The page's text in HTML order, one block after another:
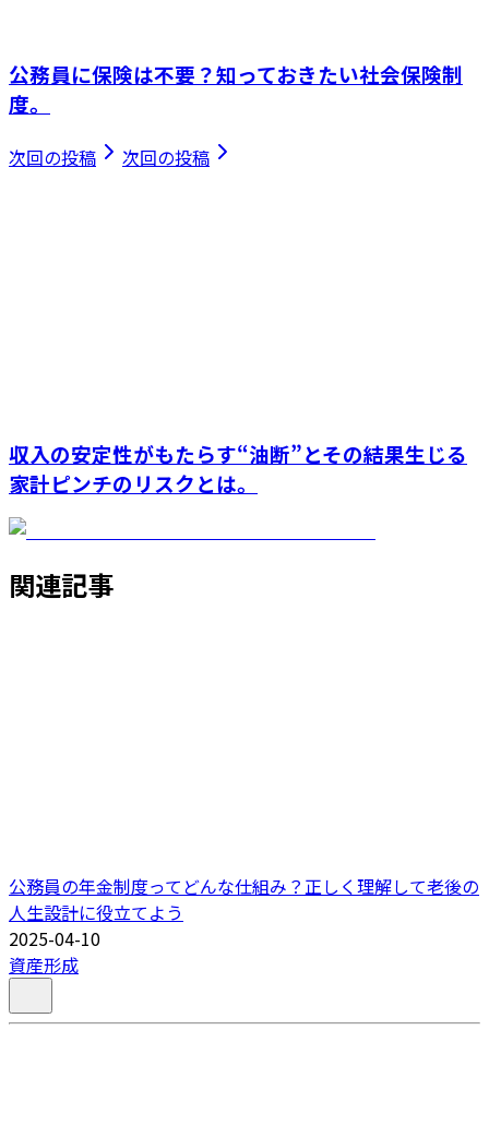
公務員に保険は不要？知っておきたい社会保険制
度。
次回の投稿 次回の投稿
収入の安定性がもたらす“油断”とその結果生じる
家計ピンチのリスクとは。
関連記事
公務員の年金制度ってどんな仕組み？正しく理解して老後の
人生設計に役立てよう
2025-04-10
資産形成